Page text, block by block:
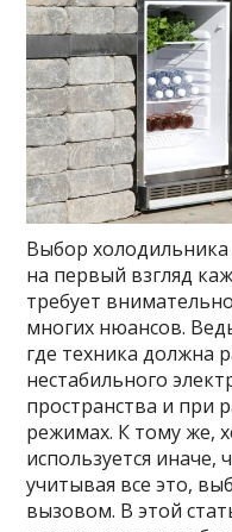
Выбор
на первый взгляд
требует
многих нюансов.
где техника должна
нестабильного
пространства и при
режимах. К тому же,
используется иначе,
учитывая все это,
вызовом. В этой